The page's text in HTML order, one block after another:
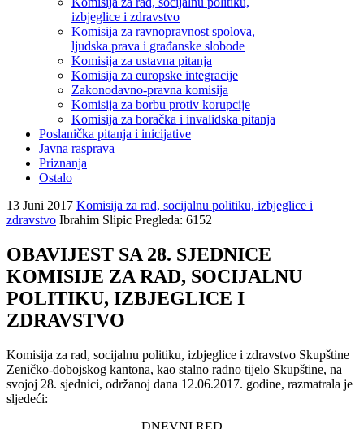
izbjeglice i zdravstvo
Komisija za ravnopravnost spolova,
ljudska prava i građanske slobode
Komisija za ustavna pitanja
Komisija za europske integracije
Zakonodavno-pravna komisija
Komisija za borbu protiv korupcije
Komisija za boračka i invalidska pitanja
Poslanička pitanja i inicijative
Javna rasprava
Priznanja
Ostalo
13 Juni 2017 Komisija za rad, socijalnu politiku, izbjeglice i
zdravstvo Ibrahim Slipic Pregleda: 6152
OBAVIJEST SA 28. SJEDNICE
KOMISIJE ZA RAD, SOCIJALNU
POLITIKU, IZBJEGLICE I
ZDRAVSTVO
Komisija za rad, socijalnu politiku, izbjeglice i zdravstvo Skupštine
Zeničko-dobojskog kantona, kao stalno radno tijelo Skupštine, na
svojoj 28. sjednici, održanoj dana 12.06.2017. godine, razmatrala je
sljedeći:
DNEVNI RED